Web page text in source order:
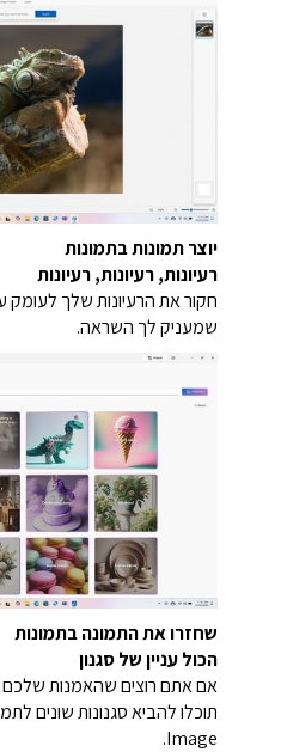
יוצר תמונות בתמונות
רעיונות, רעיונות, רעיונות
חקור את הרעיונות שלך לעומק
שמעניק לך השראה.
שחזרו את התמונה בתמונות
הכול עניין של סגנון
אם אתם רוצים שהאמנות שלכם
Image.